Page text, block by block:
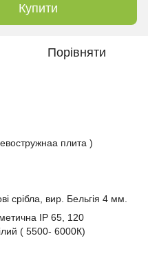
Купити
Порівняти
плита )
срібла, вир. Бельгія 4 мм.
IP 65, 120
( 5500- 6000К)